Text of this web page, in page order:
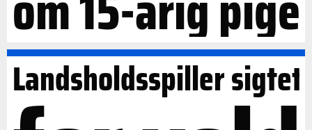
Landsholdsspiller sigtet